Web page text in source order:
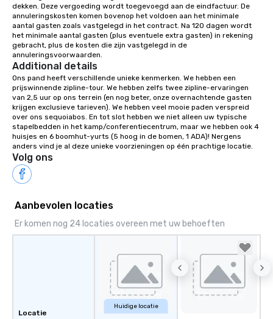
dekken. Deze vergoeding wordt toegevoegd aan de eindfactuur. De
annuleringskosten komen bovenop het voldoen aan het minimale
aantal gasten zoals vastgelegd in het contract. Na 120 dagen wordt
het minimale aantal gasten (plus eventuele extra gasten) in rekening
gebracht, plus de kosten die zijn vastgelegd in de
annuleringsvoorwaarden.
Additional details
Ons pand heeft verschillende unieke kenmerken. We hebben een
prijswinnende zipline-tour. We hebben zelfs twee zipline-ervaringen
van 2,5 uur op ons terrein (en nog beter, onze overnachtende gasten
krijgen exclusieve tarieven). We hebben veel mooie paden verspreid
over ons sequoiabos. En tot slot hebben we niet alleen uw typische
stapelbedden in het kamp/conferentiecentrum, maar we hebben ook 4
huisjes en 6 boomhut-yurts (5 hoog in de bomen, 1 ADA)! Nergens
anders vind je al deze unieke voorzieningen op één prachtige locatie.
Volg ons
Aanbevolen locaties
Er komen nog 24 locaties overeen met uw behoeften
Locatie
Huidige locatie